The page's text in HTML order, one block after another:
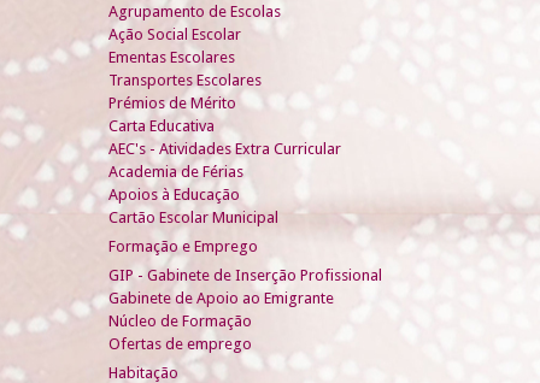
Agrupamento de Escolas
Ação Social Escolar
Ementas Escolares
Transportes Escolares
Prémios de Mérito
Carta Educativa
AEC's - Atividades Extra Curricular
Academia de Férias
Apoios à Educação
Cartão Escolar Municipal
Formação e Emprego
GIP - Gabinete de Inserção Profissional
Gabinete de Apoio ao Emigrante
Núcleo de Formação
Ofertas de emprego
Habitação